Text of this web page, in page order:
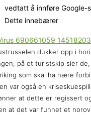
vedtatt å innføre Google-
Dette innebærer
dukker opp i
på et turistskip sier
som skal ha nære
var også en
at dette er regissert
at det var funnet et